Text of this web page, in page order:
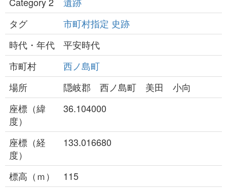
タグ
市町村指定 史跡
時代・年代
平安時代
市町村
西ノ島町
場所
隠岐郡 西ノ島町 美田 小向
座標（緯
度）
36.104000
座標（経
度）
133.016680
標高（ｍ）
115